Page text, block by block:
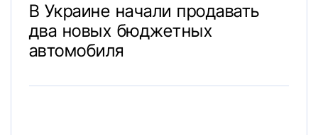
В Украине начали продавать
два новых бюджетных
автомобиля